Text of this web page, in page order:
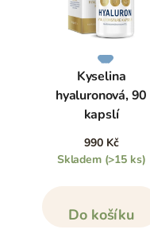
Kyselina
hyaluronová, 90
kapslí
990 Kč
Skladem (>15 ks)
Do košíku